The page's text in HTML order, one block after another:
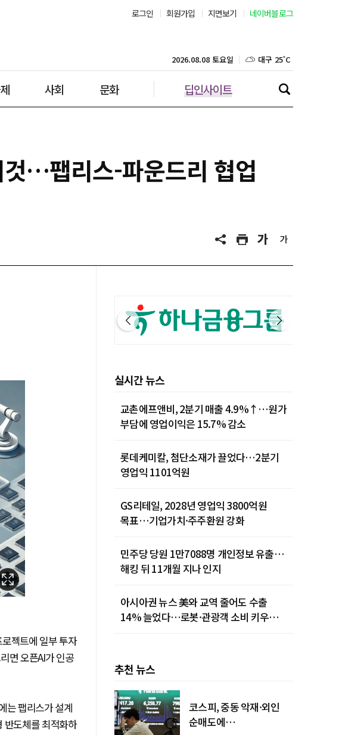
로그인 회원가입 지면보기 네이버블로그
사회 문화 딥인사이트
2026.08.08 토요일 대구 25˚C
인천 28˚C
제주 28˚C
…팹리스-파운드리 협업
젝트에 일부 투자
면 오픈AI가 인공
는 팹리스가 설계
반도체를 최적화하
실시간 뉴스
교촌에프앤비, 2분기 매출 4.9%↑…원가
부담에 영업이익은 15.7% 감소
롯데케미칼, 첨단소재가 끌었다…2분기
영업익 1101억원
GS리테일, 2028년 영업익 3800억원
목표…기업가치·주주환원 강화
민주당 당원 1만7088명 개인정보 유출…
해킹 뒤 11개월 지나 인지
아시아권 뉴스 美와 교역 줄어도 수출
14% 늘었다…로봇·관광객 소비 키우는
추천 뉴스
코스피, 중동 악재·외인
순매도에